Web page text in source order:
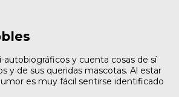
autobiográficos y cuenta cosas de sí
y de sus queridas mascotas. Al estar
es muy fácil sentirse identificado